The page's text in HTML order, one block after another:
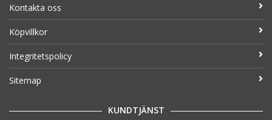
Kontakta oss
Köpvillkor
Integritetspolicy
Sitemap
KUNDTJÄNST